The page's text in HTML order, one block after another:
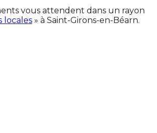
vous attendent dans un rayon
locales » à Saint-Girons-en-Béarn.